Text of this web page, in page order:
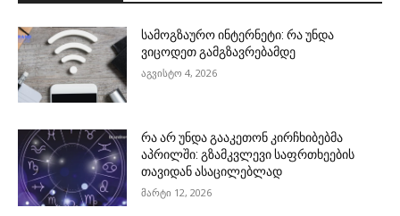
სამოგზაურო ინტერნეტი: რა უნდა
ვიცოდეთ გამგზავრებამდე
აგვისტო 4, 2026
რა არ უნდა გააკეთონ კირჩხიბებმა
აპრილში: გზამკვლევი საფრთხეების
თავიდან ასაცილებლად
მარტი 12, 2026